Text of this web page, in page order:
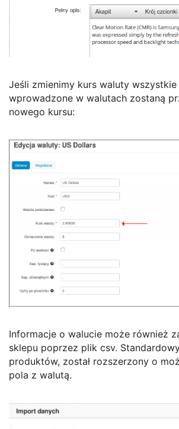
Jeśli zmienimy kurs waluty wszystkie
wprowadzone w walutach zostaną
nowego kursu:
Informacje o walucie może również
sklepu poprzez plik csv.
produktów, został rozszerzony o
pola z walutą.